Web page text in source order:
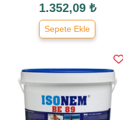
1.352,09 ₺
Sepete Ekle